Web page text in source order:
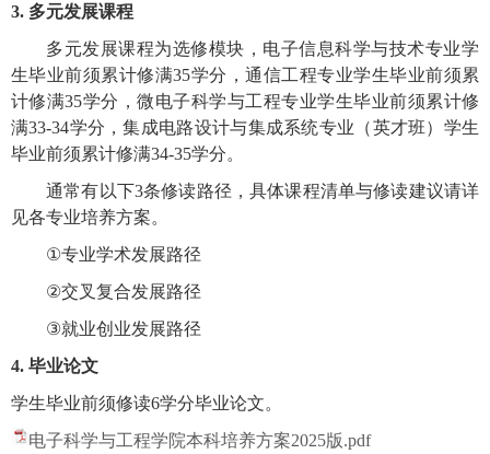
3. 多元发展课程
多元发展课程为选修模块，电子信息科学与技术专业学
生毕业前须累计修满35学分，通信工程专业学生毕业前须累
计修满35学分，微电子科学与工程专业学生毕业前须累计修
满33-34学分，集成电路设计与集成系统专业（英才班）学生
毕业前须累计修满34-35学分。
通常有以下3条修读路径，具体课程清单与修读建议请详
见各专业培养方案。
①专业学术发展路径
②交叉复合发展路径
③就业创业发展路径
4. 毕业论文
学生毕业前须修读6学分毕业论文。
电子科学与工程学院本科培养方案2025版.pdf